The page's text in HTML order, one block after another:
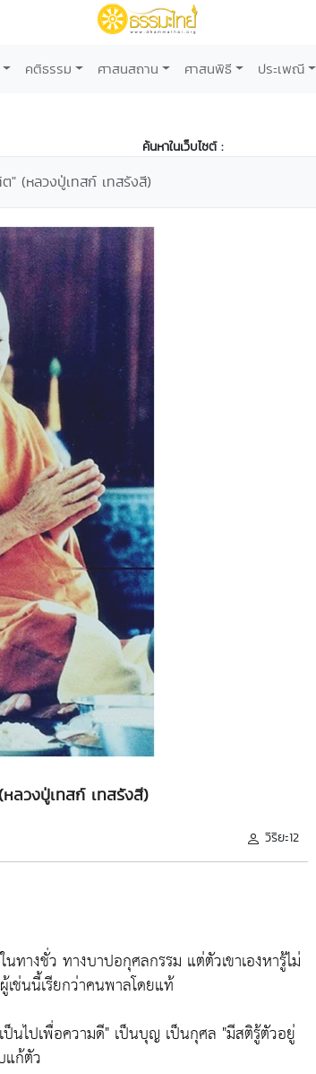
คติธรรม ศาสนสถาน ศาสนพิธี ประเพณี
ค้นหาในเว็บไซต์ :
(หลวงปู่เทสก์ เทสรังสี)
ลวงปู่เทสก์ เทสรังสี)
วิริยะ12
นทางชั่ว ทางบาปอกุศลกรรม แต่ตัวเขาเองหารู้ไม่
เช่นนี้เรียกว่าคนพาลโดยแท้
นไปเพื่อความดี" เป็นบุญ เป็นกุศล "มีสติรู้ตัวอยู่
แก้ตัว